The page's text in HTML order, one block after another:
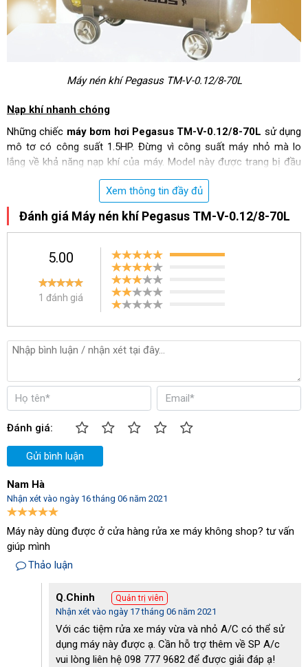
Máy nén khí Pegasus TM-V-0.12/8-70L
Nạp khí nhanh chóng
Những chiếc máy bơm hơi Pegasus TM-V-0.12/8-70L sử dụng
mô tơ có công suất 1.5HP. Đừng vì công suất máy nhỏ mà lo
lắng về khả năng nạp khí của máy. Model này được trang bị đầu
nén 2 xi lanh cho khả năng tạo ra nguồn khí lớn với lưu lượng khí
đạt 120 lít/phút. Do đó mà khả năng nạp đầy bình dung tích 70 lít
vô cùng nhanh chóng.
Đảm bảo nguồn khí luôn đủ đầy
Với lưu lượng khí lớn, nạp khí nhanh chóng máy còn cho khả năng
đảm bảo nguồn khí luôn ổn định, không bị gián đoạn, cấp đủ cho
hệ thống máy móc. Nguyên nhân là vì những model này được
trang bị cơ chế tự động nạp khí.
Có nghĩa là, ngay khi khí nén trong bình tích áp đến giới hạn đã
đặt trước đó (gần hết) thì máy sẽ tự động khởi động và tiến hành
nạp khí. Cho đến khi bình chứa đầy, máy sẽ dừng và chuyển sang
chế độ nghỉ. Do đó mà khí nén luôn cấp đủ cho hệ thống máy
móc. Không những vậy, khoảng thời gian nghỉ còn giúp máy tiết
kiệm điện, không gây hao tổn máy.
Xem thông tin đầy đủ
Đánh giá Máy nén khí Pegasus TM-V-0.12/8-70L
5.00
1 đánh giá
Đánh giá:
Gửi bình luận
Nam Hà
Nhận xét vào ngày 16 tháng 06 năm 2021
Máy này dùng được ở cửa hàng rửa xe máy không shop? tư vấn
giúp mình
Thảo luận
Q.Chinh Quản trị viên
Nhận xét vào ngày 17 tháng 06 năm 2021
Với các tiệm rửa xe máy vừa và nhỏ A/C có thể sử
dụng máy này được ạ. Cần hỗ trợ thêm về SP A/c
vui lòng liên hệ 098 777 9682 để được giải đáp ạ!